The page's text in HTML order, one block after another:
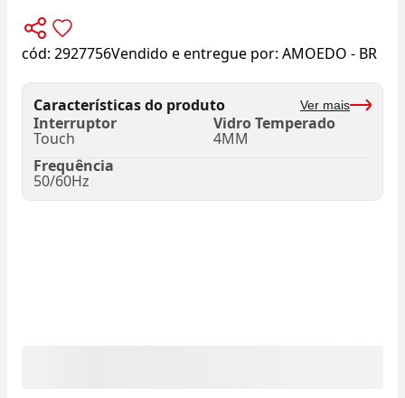
cód: 2927756Vendido e entregue por: AMOEDO - BR
Características do produto Ver mais
Interruptor
Touch
Vidro Temperado
4MM
Frequência
50/60Hz